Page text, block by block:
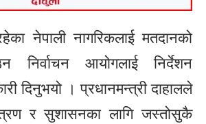
नेपाली नागरिकलाई मतदानको
निर्वाचन आयोगलाई निर्देशन
दिनुभयो । प्रधानमन्त्री दाहालले
र सुशासनका लागि जस्तोसुकै